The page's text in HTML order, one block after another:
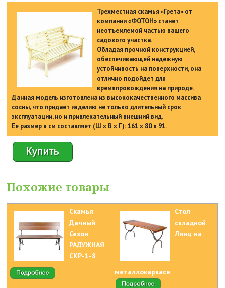
Трехместная скамья «Грета» от
компании «ФОТОН» станет
неотъемлемой частью вашего
садового участка.
Обладая прочной конструкцией,
обеспечивающей надежную
устойчивость на поверхности, она
отлично подойдет для
времяпровождения на природе.
Данная модель изготовлена из высококачественного массива
сосны, что придает изделию не только длительный срок
эксплуатации, но и привлекательный внешний вид.
Ее размер в см составляет (Ш х В х Г): 161 х 80 х 91.
Похожие товары
Скамья
Дачный
Сезон
РАДУЖНАЯ
СКР-1-8
Стол
складной
Линц на
металлокаркасе